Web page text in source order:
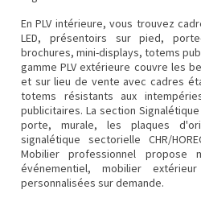
EnPLV intérieure, vous trouvez
LED, présentoirs sur pied,
brochures, mini-displays, totems
gammePLV extérieure couvre les
et sur lieu de vente avec cadres
totems résistants aux
publicitaires. La sectionSignalétique
porte, murale, les plaques
signalétique sectorielle CHR/
Mobilier professionnel propose
événementiel, mobilier
personnalisées sur demande.